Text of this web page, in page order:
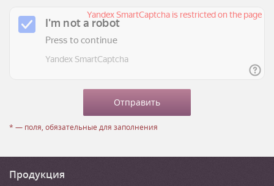
* — поля, обязательные для заполнения
Продукция